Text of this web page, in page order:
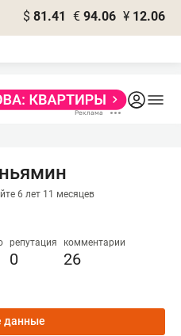
$ 81.41 € 94.06 ¥ 12.06
6 лет 11 месяцев
репутация
0
комментарии
26
данные